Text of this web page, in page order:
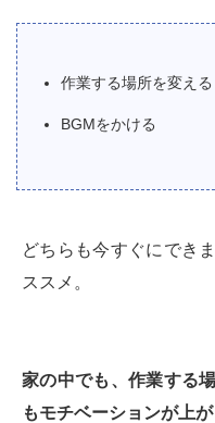
作業する場所を変える
BGMをかける
どちらも今すぐにでき
ススメ。
家の中でも、作業する
もモチベーションが上が